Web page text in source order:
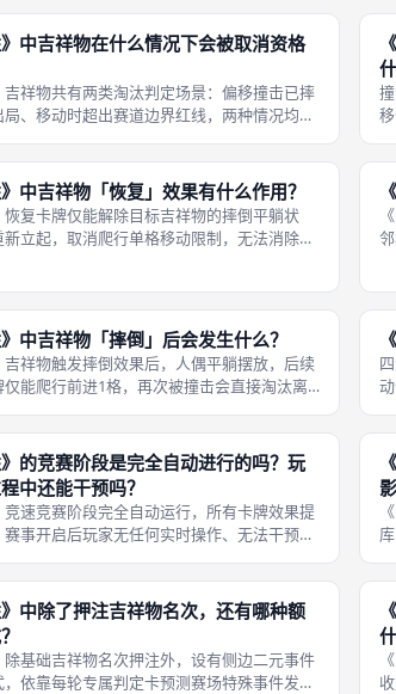
无限拉长。牌库循环复用机制保障每一轮赛
出完整名次，不会出现
》中吉祥物在什么情况下会被取消资格
吉祥物共有两类淘汰判定场景：偏移撞击已摔
、移动时超出赛道边界红线，两种情况均会
效。两类淘汰完整判定规则拆解：第一，撞
物偏移换道落在摔倒人
》中吉祥物「恢复」效果有什么作用？
恢复卡牌仅能解除目标吉祥物的摔倒平躺状
立起，取消爬行单格移动限制，无法消除转
定，仅对当前处于摔倒
》中吉祥物「摔倒」后会发生什么？
吉祥物触发摔倒效果后，人偶平躺摆放，后续
能爬行前进1格，再次被撞击会直接淘汰离
倒机制制造大量赛场喜剧反转，原本领先的
到摔倒卡牌会快速丧失
》的竞赛阶段是完全自动进行的吗？玩
中还能干预吗？
竞速竞赛阶段完全自动运行，所有卡牌效果提
事开启后玩家无任何实时操作、无法干预吉
塞牌阶段完成。全自动竞速是本作区别于传
核心亮点，传统竞速桌
》中除了押注吉祥物名次，还有哪种额
除基础吉祥物名次押注外，设有侧边二元事件
依靠每轮专属判定卡预测赛场特殊事件发生